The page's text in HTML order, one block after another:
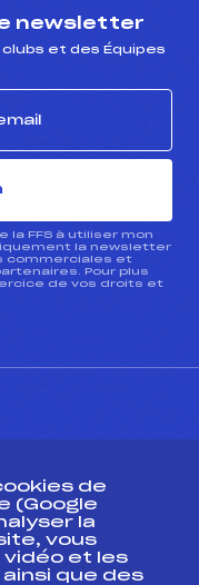
newsletter
clubs et des Équipes
la FFS à utiliser mon
la newsletter
commerciales et
Pour plus
de vos droits et
de
(Google
la
vous
et les
que des